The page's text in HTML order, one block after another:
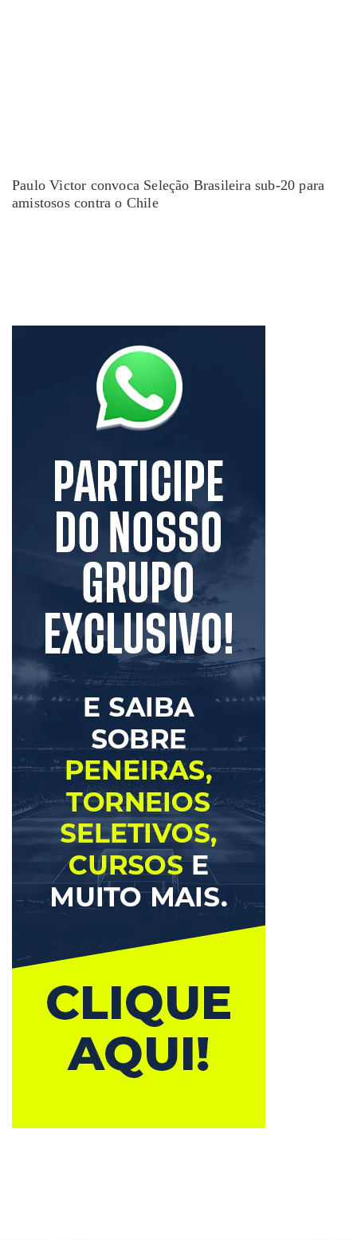
Paulo Victor convoca Seleção Brasileira sub-20 para
amistosos contra o Chile